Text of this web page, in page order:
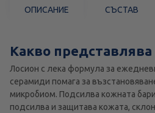
ОПИСАНИЕ СЪСТАВ
Какво представлява
Лосион с лека формула за
серамиди помага за
микробиом. Подсилва кожната
подсилва и защитава кожата,